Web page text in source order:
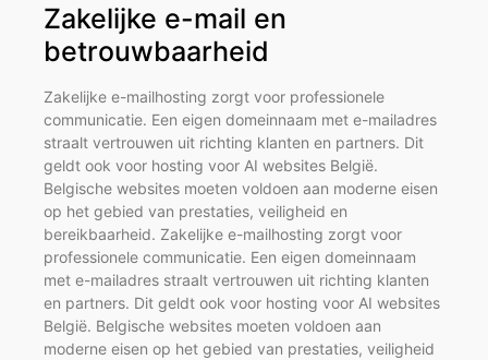
Zakelijke e-mail en
betrouwbaarheid
Zakelijke e-mailhosting zorgt voor professionele
communicatie. Een eigen domeinnaam met e-mailadres
straalt vertrouwen uit richting klanten en partners. Dit
geldt ook voor hosting voor AI websites België.
Belgische websites moeten voldoen aan moderne eisen
op het gebied van prestaties, veiligheid en
bereikbaarheid. Zakelijke e-mailhosting zorgt voor
professionele communicatie. Een eigen domeinnaam
met e-mailadres straalt vertrouwen uit richting klanten
en partners. Dit geldt ook voor hosting voor AI websites
België. Belgische websites moeten voldoen aan
moderne eisen op het gebied van prestaties, veiligheid